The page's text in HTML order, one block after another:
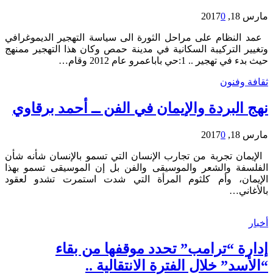
مارس 18, 2017 0
عمد النظام على مراحل الثورة الى سياسة التهجير الديموغرافي
وتغيير التركيبة السكانية في مدينة حمص وكان هذا التهجير ممنهج
حيث بدء في تهجير .. 1:حي باباعمرو عام 2012 وقام…
ثقافة وفنون
نهج البردة والإيمان في الفن ــ أحمد برقاوي
مارس 18, 2017 0
الإيمان تجربة من تجارب الإنسان التي تسمو بالإنسان شأنه شأن
الفلسفة والشعر والموسيقى والفن بل إن الموسيقى تسمو بهذا
الإيمان، وأم كلثوم المرأة التي شدت استمرت تشدو لعقود
بالأغاني…
أخبار
إدارة “ترامب” تحدد موقفها من بقاء
“الأسد” خلال الفترة الانتقالية ..